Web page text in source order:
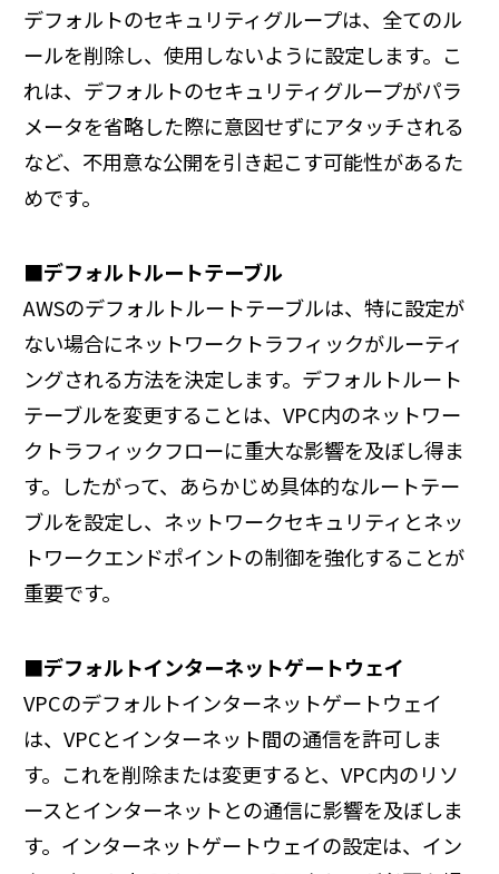
デフォルトのセキュリティグループは、全てのル
ールを削除し、使用しないように設定します。こ
れは、デフォルトのセキュリティグループがパラ
メータを省略した際に意図せずにアタッチされる
など、不用意な公開を引き起こす可能性があるた
めです。
■デフォルトルートテーブル
AWSのデフォルトルートテーブルは、特に設定が
ない場合にネットワークトラフィックがルーティ
ングされる方法を決定します。デフォルトルート
テーブルを変更することは、VPC内のネットワー
クトラフィックフローに重大な影響を及ぼし得ま
す。したがって、あらかじめ具体的なルートテー
ブルを設定し、ネットワークセキュリティとネッ
トワークエンドポイントの制御を強化することが
重要です。
■デフォルトインターネットゲートウェイ
VPCのデフォルトインターネットゲートウェイ
は、VPCとインターネット間の通信を許可しま
す。これを削除または変更すると、VPC内のリソ
ースとインターネットとの通信に影響を及ぼしま
す。インターネットゲートウェイの設定は、イン